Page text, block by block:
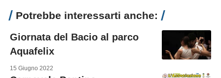
Potrebbe interessarti anche:
Giornata del Bacio al parco
Aquafelix
15 Giugno 2022